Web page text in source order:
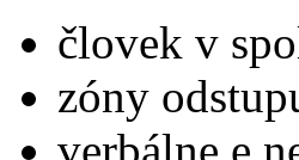
človek v
zóny
verbálne e